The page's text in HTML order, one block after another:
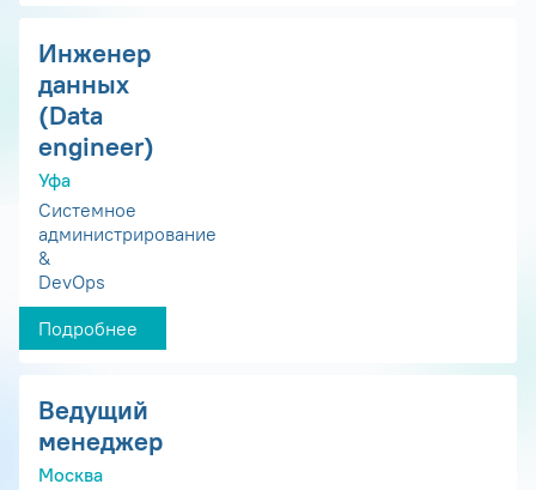
Инженер
данных
(Data
engineer)
Уфа
Системное
администрирование
&
DevOps
Подробнее
Ведущий
менеджер
Москва